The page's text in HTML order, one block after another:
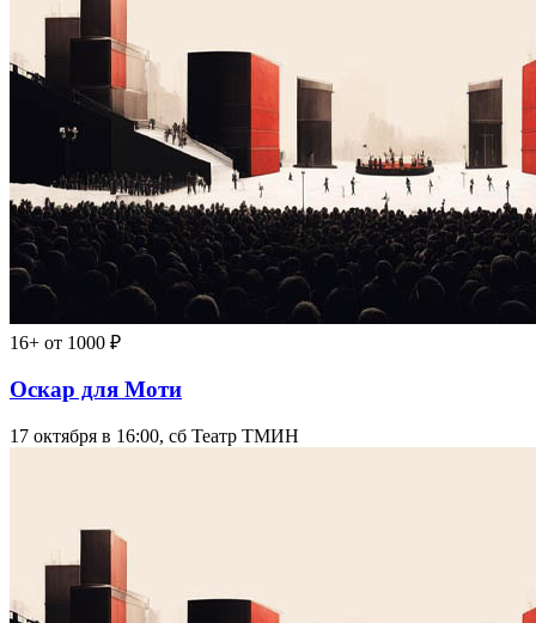
16+ от 1000 ₽
Оскар для Моти
17 октября в 16:00, сб Театр ТМИН